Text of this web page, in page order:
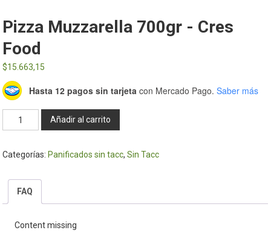
Pizza Muzzarella 700gr - Cres
Food
$15.663,15
Hasta 12 pagos sin tarjeta con Mercado Pago. Saber más
Pizza
Muzzarella
Food
cantidad
Añadir al carrito
Categorías: Panificados sin tacc,Sin Tacc
FAQ
Content missing